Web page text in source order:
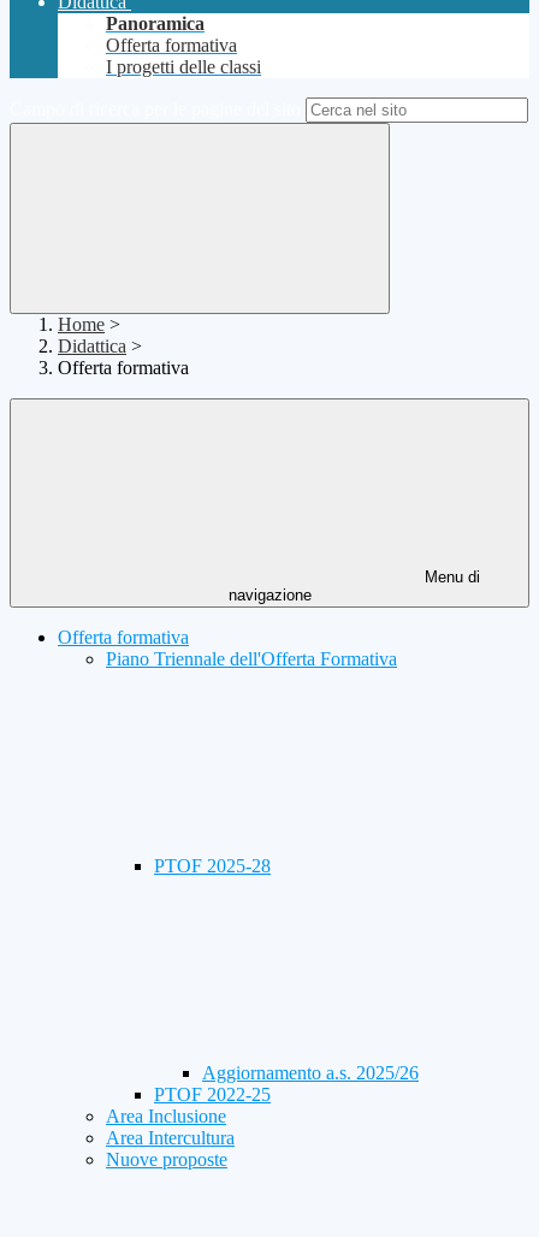
Panoramica
Offerta formativa
I progetti delle classi
Home >
Didattica >
Offerta formativa
Menu di
navigazione
Offerta formativa
Piano Triennale dell'Offerta Formativa
PTOF 2025-28
Aggiornamento a.s. 2025/26
PTOF 2022-25
Area Inclusione
Area Intercultura
Nuove proposte